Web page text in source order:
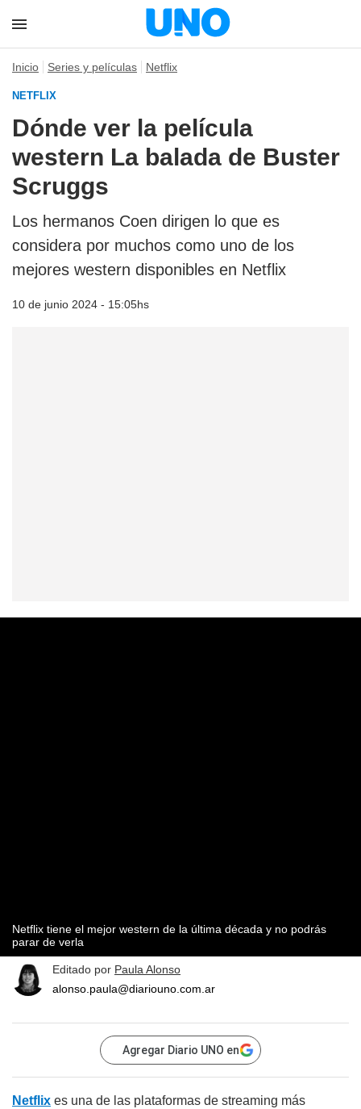
Inicio Series y películas Netflix
NETFLIX
Dónde ver la película
western La balada de Buster
Scruggs
Los hermanos Coen dirigen lo que es
considera por muchos como uno de los
mejores western disponibles en Netflix
10 de junio 2024 - 15:05hs
Netflix tiene el mejor western de la última década y no podrás
parar de verla
Editado por Paula Alonso
alonso.paula@diariouno.com.ar
Agregar Diario UNO en
Netflix es una de las plataformas de streaming más